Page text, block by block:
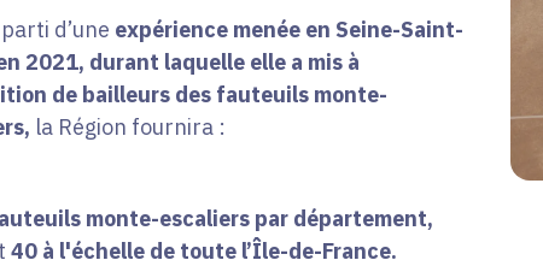
d’une expérience menée en Seine-Saint-
2021, durant laquelle elle a mis à
de bailleurs des fauteuils monte-
la Région fournira :
monte-escaliers par département,
40 à l'échelle de toute l’Île-de-France.